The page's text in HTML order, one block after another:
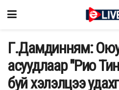
Г.Дамдинням:
асуудлаар "Рио
буй хэлэлцээ